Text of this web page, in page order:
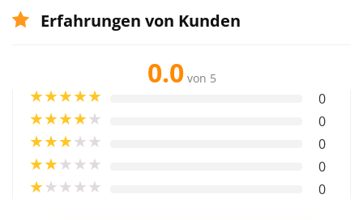
Erfahrungen von Kunden
0.0 von 5
★★★★★ 0
★★★★★ 0
★★★★★ 0
★★★★★ 0
★★★★★ 0